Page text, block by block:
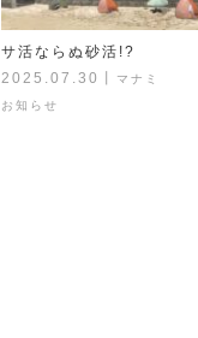
サ活ならぬ砂活!?
2025.07.30
マナミ
お知らせ